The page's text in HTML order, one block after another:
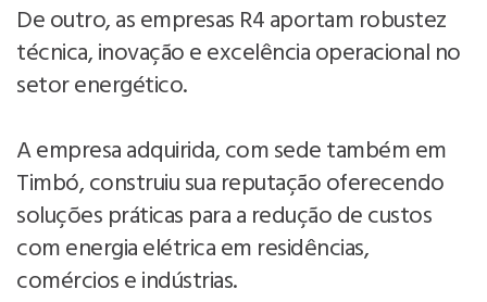
De outro, as empresas R4 aportam robustez
técnica, inovação e excelência operacional no
setor energético.
A empresa adquirida, com sede também em
Timbó, construiu sua reputação oferecendo
soluções práticas para a redução de custos
com energia elétrica em residências,
comércios e indústrias.